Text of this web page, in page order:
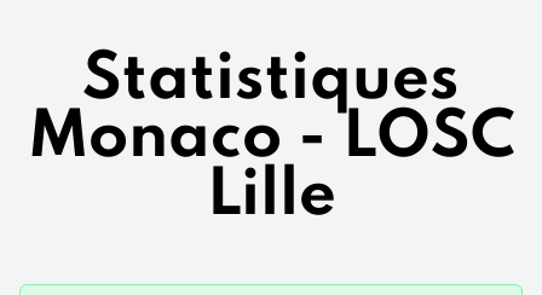
Statistiques
Monaco - LOSC
Lille